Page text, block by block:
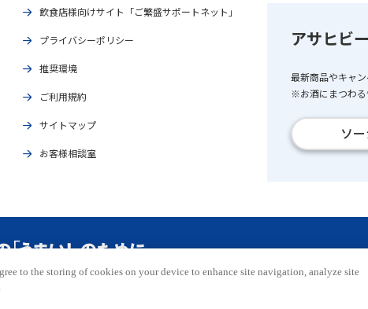
飲食店様向けサイト「ご繁盛サポートネット」
プライバシーポリシー
推奨環境
ご利用規約
サイトマップ
お客様相談室
アサヒビ
最新商品やキャ
※お酒にまつわる
ソ
All rights reserved.
to the storing of cookies on your device to enhance site navigation, analyze site